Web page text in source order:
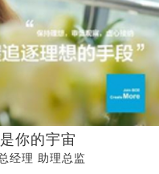
业发展实现有机的统一。
你的宇宙
经理 助理总监